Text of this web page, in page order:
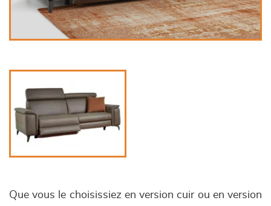
Que vous le choisissiez en version cuir ou en version